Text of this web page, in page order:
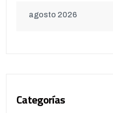
agosto 2026
Categorías